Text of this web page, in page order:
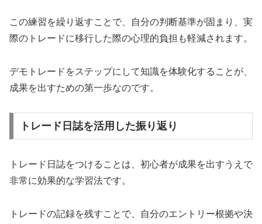
この練習を繰り返すことで、自分の判断基準が固まり、実
際のトレードに移行した際の心理的負担も軽減されます。
デモトレードをステップにして知識を体験化することが、
成果を出すための第一歩なのです。
トレード日誌を活用した振り返り
トレード日誌をつけることは、初心者が成果を出すうえで
非常に効果的な学習法です。
トレードの記録を残すことで、自分のエントリー根拠や決